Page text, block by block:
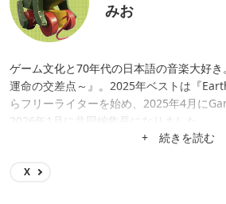
みお
ゲーム文化と70年代の日本語の音楽大好
運命の交差点～』。2025年ベストは『
らフリーライターを始め、2025年4月に
2026年1月に共同編集長になりました。
+ 続きを読む
X